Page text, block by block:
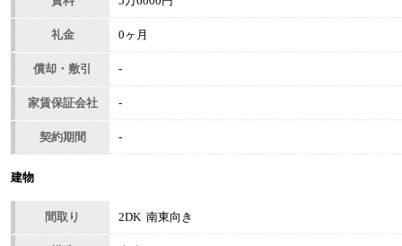
礼金 0ヶ月
償却・敷引 -
家賃保証会社 -
契約期間 -
建物
間取り 2DK 南東向き